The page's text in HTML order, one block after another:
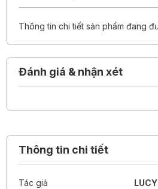
Thông tin chi tiết sản phẩm đang
Đánh giá & nhận xét
Thông tin chi tiết
Tác giả